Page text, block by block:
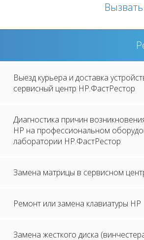
Выезд курьера и доставка
сервисный центр HP.ФастРестор
Диагностика причин
HP на профессиональном
лаборатории HP.ФастРестор
Замена матрицы в сервисном
Ремонт или замена клавиатуры HP
Замена жесткого диска